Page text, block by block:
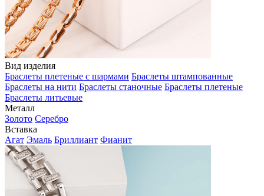
Вид изделия
Браслеты плетеные с шармами Браслеты штампованные
Браслеты на нити Браслеты станочные Браслеты плетеные
Браслеты литьевые
Металл
Золото Серебро
Вставка
Агат Эмаль Бриллиант Фианит